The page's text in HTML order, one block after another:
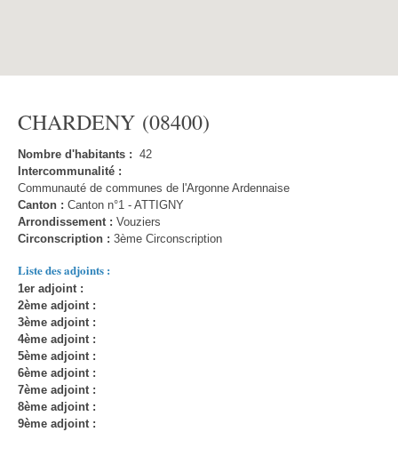
CHARDENY (08400)
Nombre d'habitants : 42
Intercommunalité :
Communauté de communes de l'Argonne Ardennaise
Canton : Canton n°1 - ATTIGNY
Arrondissement : Vouziers
Circonscription : 3ème Circonscription
Liste des adjoints :
1er adjoint :
2ème adjoint :
3ème adjoint :
4ème adjoint :
5ème adjoint :
6ème adjoint :
7ème adjoint :
8ème adjoint :
9ème adjoint :